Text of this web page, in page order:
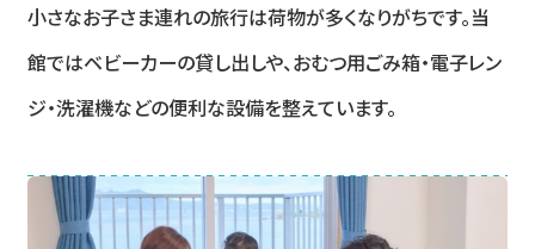
小さなお子さま連れの旅行は荷物が多くなりがちです。当
館ではベビーカーの貸し出しや、おむつ用ごみ箱・電子レン
ジ・洗濯機などの便利な設備を整えています。